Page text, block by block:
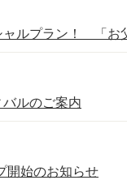
ャルプラン！ 「お
ルのご案内
開始のお知らせ